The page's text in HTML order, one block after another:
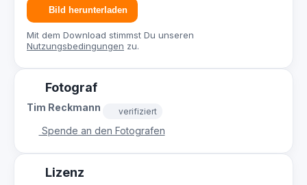
Bild herunterladen
Mit dem Download stimmst Du unseren
Nutzungsbedingungen zu.
Fotograf
Tim Reckmann verifiziert
Spende an den Fotografen
Lizenz